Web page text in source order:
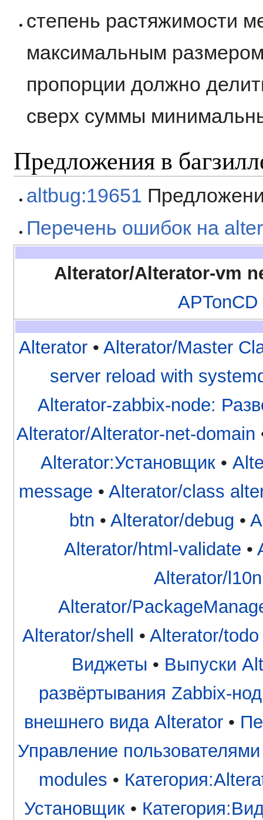
степень растяжимости
максимальным
пропорции должно
сверх суммы
Предложения в
altbug:19651
Перечень ошибок на
Alterator/Alterator-vm
APTonCD
Alterator• Alterator/Master
server reload with
Alterator-zabbix-node:
Alterator/Alterator-net-domain
Alterator:Установщик•
message • Alterator/class
btn • Alterator/debug •
Alterator/html-validate •
Alterator/l10n
Alterator/
Alterator/shell
• Alterator/todo
Виджеты • Выпуски
развёртывания Zabbix-
внешнего вида Alterator•
Управление
modules •
Установщик•